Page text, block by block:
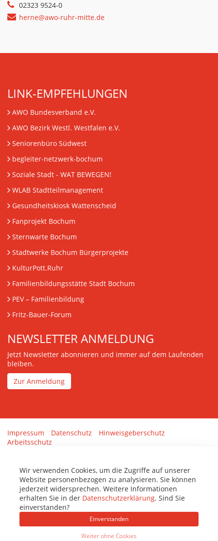
02323 9524-0
herne@awo-ruhr-mitte.de
LINK-EMPFEHLUNGEN
AWO Bundesverband e.V.
AWO Bezirk Westl. Westfalen e.V.
Seniorenbüro Südwest
begleiter-netzwerk-bochum
Soziale Stadt - WAT BEWEGEN!
WLAB Stadtteilmanagement
Gesundheitskiosk Wattenscheid
Fanprojekt Bochum
Sternwarte Bochum
Stadtwerke Bochum Bürgerprojekte
KulturPott.Ruhr
Familienbildungsstätte Stadt Bochum
PEV– Familienbildung
Fritz-Bauer-Forum
NEWSLETTER ANMELDUNG
Jetzt Newsletter abonnieren und immer auf dem Laufenden
bleiben.
Zur Anmeldung
Impressum Datenschutz
Hinweisgeberschutz
Arbeitsschutz
Wir verwenden Cookies, um die Zugriffe auf unserer
Website personenbezogen zu analysieren. Sie können
jederzeit widersprechen. Weitere Informationen
erhalten Sie in der Datenschutzerklärung. Sind Sie
einverstanden?
Einverstanden
Weiter ohne Cookies